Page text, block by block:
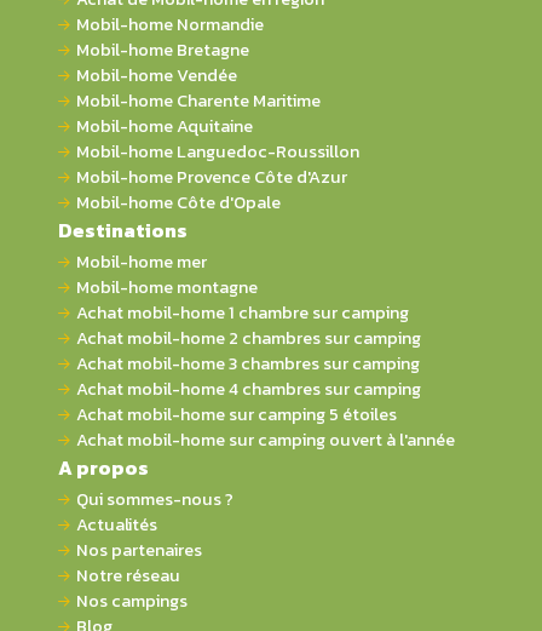
Mobil-home Normandie
Mobil-home Bretagne
Mobil-home Vendée
Mobil-home Charente Maritime
Mobil-home Aquitaine
Mobil-home Languedoc-Roussillon
Mobil-home Provence Côte d'Azur
Mobil-home Côte d'Opale
Destinations
Mobil-home mer
Mobil-home montagne
Achat mobil-home 1 chambre sur camping
Achat mobil-home 2 chambres sur camping
Achat mobil-home 3 chambres sur camping
Achat mobil-home 4 chambres sur camping
Achat mobil-home sur camping 5 étoiles
Achat mobil-home sur camping ouvert à l'année
A propos
Qui sommes-nous ?
Actualités
Nos partenaires
Notre réseau
Nos campings